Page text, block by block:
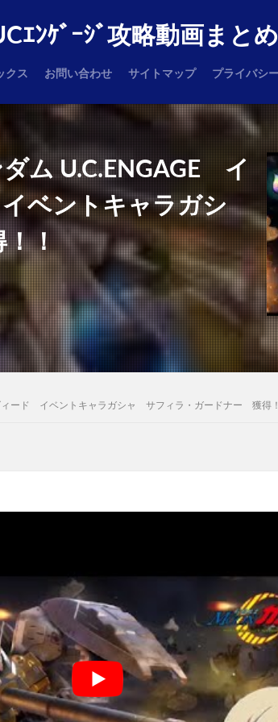
ｴﾝｹﾞｰｼﾞ攻略動画まとめ
クス お問い合わせ サイトマップ プライバシ
ム U.C.ENGAGE イ
ベントキャラガシ
！
ィード イベントキャラガシャ サフィラ・ガードナー 獲得